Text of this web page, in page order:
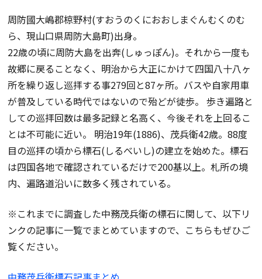
周防國大嶋郡椋野村(すおうのくにおおしまぐんむくのむ
ら、現山口県周防大島町)出身。
22歳の頃に周防大島を出奔(しゅっぽん)。それから一度も
故郷に戻ることなく、明治から大正にかけて四国八十八ヶ
所を繰り返し巡拝する事279回と87ヶ所。バスや自家用車
が普及している時代ではないので殆どが徒歩。 歩き遍路と
しての巡拝回数は最多記録と名高く、今後それを上回るこ
とは不可能に近い。 明治19年(1886)、茂兵衛42歳。88度
目の巡拝の頃から標石(しるべいし)の建立を始めた。標石
は四国各地で確認されているだけで200基以上。札所の境
内、遍路道沿いに数多く残されている。
※これまでに調査した中務茂兵衛の標石に関して、以下リ
ンクの記事に一覧でまとめていますので、こちらもぜひご
覧ください。